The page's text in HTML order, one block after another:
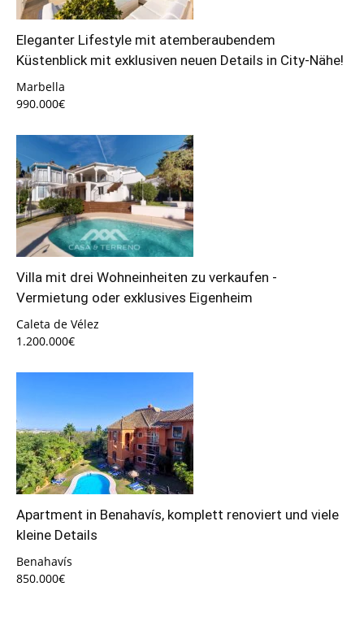
Eleganter Lifestyle mit atemberaubendem
Küstenblick mit exklusiven neuen Details in City-Nähe!
Marbella
990.000€
Villa mit drei Wohneinheiten zu verkaufen -
Vermietung oder exklusives Eigenheim
Caleta de Vélez
1.200.000€
Apartment in Benahavís, komplett renoviert und viele
kleine Details
Benahavís
850.000€